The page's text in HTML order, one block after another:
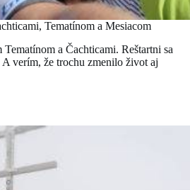
Tematínom a Mesiacom
a Čachticami. Reštartni sa
verím, že trochu zmenilo život aj